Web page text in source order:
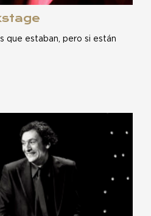
que estaban, pero si están